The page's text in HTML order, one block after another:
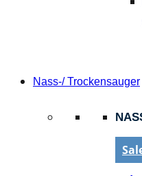
Nass-/ Trockensauger